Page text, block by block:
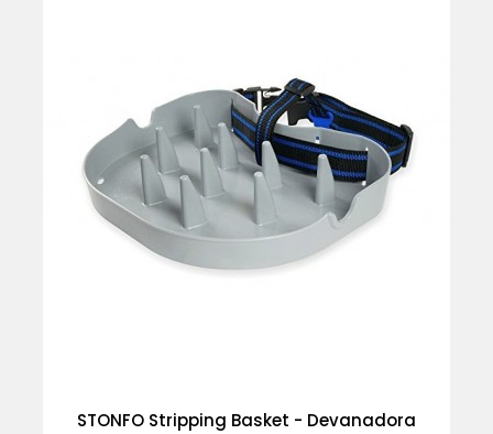
STONFO Stripping Basket - Devanadora